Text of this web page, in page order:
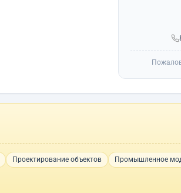
Проектирование объектов
Промышленное